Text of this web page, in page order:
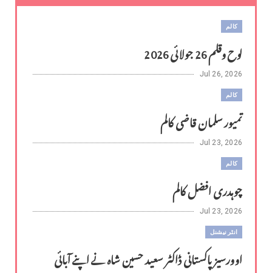
کالم
لوح وقلم 26 جولائی 2026
Jul 26, 2026
کالم
تمیور سلمان قاضی کالم
Jul 23, 2026
کالم
چوہدری افضل کالم
Jul 23, 2026
انٹر نیشنل
اوورسیز پاکستانی ڈاکٹر سعید حسین شاہ نے اپنے آبائی